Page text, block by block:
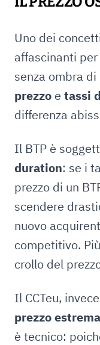
Uno dei
affascinanti
senza ombra
prezzo e tassi
differenza
Il BTP è
duration: se i
prezzo di un
scendere
nuovo
competitivo.
crollo del
Il CCTeu,
prezzo
è tecnico: